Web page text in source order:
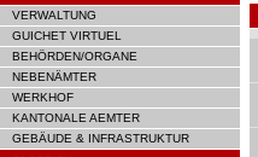
VERWALTUNG
GUICHET VIRTUEL
BEHÖRDEN/ORGANE
NEBENÄMTER
WERKHOF
KANTONALE AEMTER
GEBÄUDE & INFRASTRUKTUR